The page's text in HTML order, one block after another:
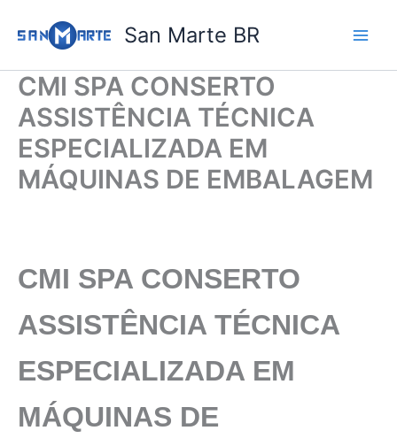
para
conteúdo
San Marte BR
CMI SPA CONSERTO
ASSISTÊNCIA TÉCNICA
ESPECIALIZADA EM
MÁQUINAS DE EMBALAGEM
CMI SPA CONSERTO
ASSISTÊNCIA TÉCNICA
ESPECIALIZADA EM
MÁQUINAS DE